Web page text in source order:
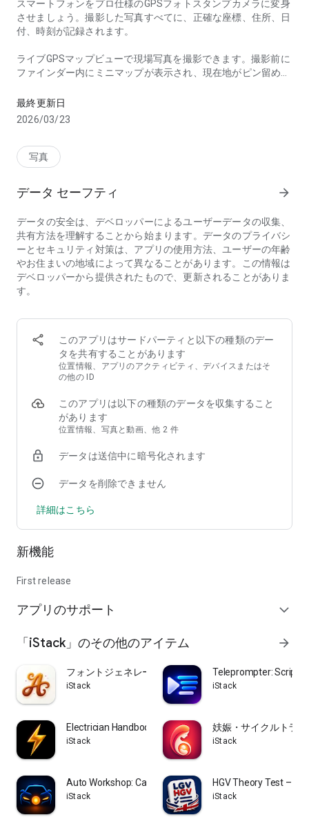
スマートフォンをプロ仕様のGPSフォトスタンプカメラに変身
させましょう。撮影した写真すべてに、正確な座標、住所、日
付、時刻が記録されます。
ライブGPSマップビューで現場写真を撮影できます。撮影前に
ファインダー内にミニマップが表示され、現在地がピン留めさ
置情報を証明する写真が必要な旅行者に最適です。
す。GPS座標（小数点またはDMS）、住所、高度、日付、時刻
が写真に直接焼き付けられます。スタンプのレイアウトを自由
所と日時を証明できるジオタグ付き写真記録が完成します。
🗺 GPSマップカメラ - ライブビュー
GPSマップカメラモードでは、ファインダー内に現在地を示す
ミニマップが表示されます。このジオタグ機能はリアルタイム
で動作するため、撮影前に正確な位置を確認できます。
位置情報のない写真をお持ちですか？ギャラリーからインポー
トして、GPS座標、住所、タイムスタンプを追加できます。位
置情報付き写真のGPS座標は画像に埋め込まれるため、撮り直
しは不要です。新旧問わず、写真にGPSスタンプ機能を搭載し
ています。
📐 GPS座標アプリ - 全フォーマット対応
GPS座標アプリとして、現在の緯度と経度を度数またはDMSで
表示できます。フォーマットは瞬時に切り替え可能です。高度
わせてリアルタイムで更新されます。
📁 GPSマップカメラ - アルバム整理
とに自動的にアルバムに整理されます。場所で閲覧したり、日
付で絞り込んだりできます。GPSマップカメラのタイムスタン
⚡ オフラインGPSフォトスタンプ
確認された位置情報をキャッシュするため、データ接続がなく
• GPS座標スタンプ付きの建設関連書類
• 住所と地図のスタンプ付き不動産写真
• 現場検査および測量写真の証拠
• GPS位置情報による旅行写真の整理
• 保険および法的証拠写真
✓ すべての撮影写真にGPSフォトスタンプを記録
✓ ファインダーにライブミニマップを表示するGPSマップカメ
ラ
✓ 既存の写真にGPS位置情報をインポート
✓ GPS座標アプリ - 小数点形式とDMS形式に対応
✓ 緯度と経度、高度表示
最終更新日
2026/03/23
写真
データ セーフティ arrow_forward
データの安全は、デベロッパーによるユーザーデータの収集、
共有方法を理解することから始まります。データのプライバシ
ーとセキュリティ対策は、アプリの使用方法、ユーザーの年齢
やお住まいの地域によって異なることがあります。この情報は
デベロッパーから提供されたもので、更新されることがありま
す。
このアプリはサードパーティと以下の種類のデー
タを共有することがあります
位置情報、アプリのアクティビティ、デバイスまたはそ
の他の ID
このアプリは以下の種類のデータを収集すること
があります
位置情報、写真と動画、他 2 件
データは送信中に暗号化されます
データを削除できません
詳細はこちら
新機能
First release
アプリのサポート expand_more
「iStack」のその他のアイテム arrow_forward
フォントジェネレーター：おしゃれ文字
iStack
Teleprompter: Script
iStack
Electrician Handbook: Wiring
iStack
妋娠・サイクルトラ
iStack
Auto Workshop: Car Mechanic
iStack
HGV Theory Test –
iStack